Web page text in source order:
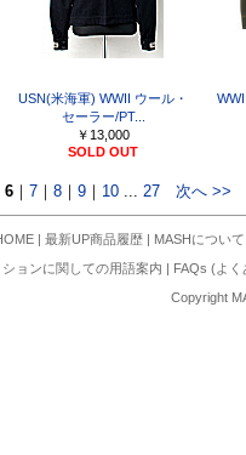
USN(米海軍) WWII ウール・
セーラー/PT...
￥13,000
SOLD OUT
6 ｜ 7 ｜ 8 ｜ 9 ｜ 10 ... 27 次へ >>
| 最新UP商品履歴 | MASHについて
ションに関しての用語案内 | FAQs (よ
Copyright